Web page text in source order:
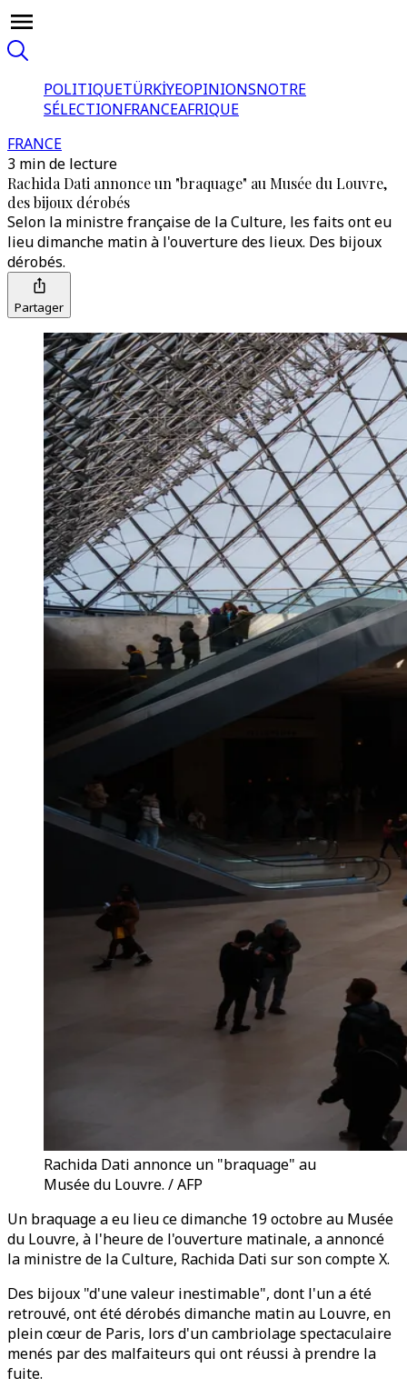
POLITIQUETÜRKİYEOPINIONSNOTRE
SÉLECTIONFRANCEAFRIQUE
FRANCE
3 min de lecture
Rachida Dati annonce un "braquage" au Musée du Louvre,
des bijoux dérobés
Selon la ministre française de la Culture, les faits ont eu
lieu dimanche matin à l'ouverture des lieux. Des bijoux
dérobés.
Partager
Rachida Dati annonce un "braquage" au
Musée du Louvre. / AFP
Un braquage a eu lieu ce dimanche 19 octobre au Musée
du Louvre, à l'heure de l'ouverture matinale, a annoncé
la ministre de la Culture, Rachida Dati sur son compte X.
Des bijoux "d'une valeur inestimable", dont l'un a été
retrouvé, ont été dérobés dimanche matin au Louvre, en
plein cœur de Paris, lors d'un cambriolage spectaculaire
menés par des malfaiteurs qui ont réussi à prendre la
fuite.